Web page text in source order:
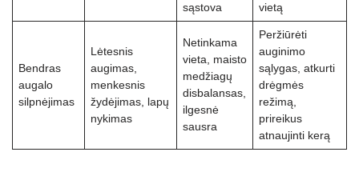
sąstova
vietą
Bendras
augalo
silpnėjimas
Lėtesnis
augimas,
menkesnis
žydėjimas, lapų
nykimas
Netinkama
vieta, maisto
medžiagų
disbalansas,
ilgesnė
sausra
Peržiūrėti
auginimo
sąlygas, atkurti
drėgmės
režimą,
prireikus
atnaujinti kerą